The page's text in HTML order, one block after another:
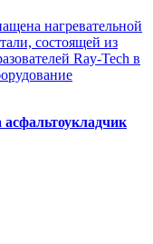
нагревательной
состоящей из
Ray-Tech в
асфальтоукладчик